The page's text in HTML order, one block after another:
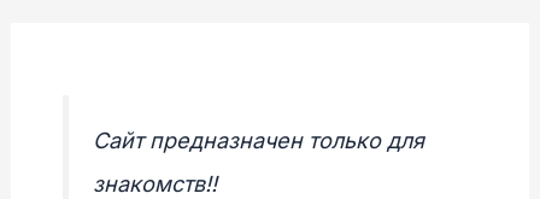
Сайт предназначен только для
знакомств!!